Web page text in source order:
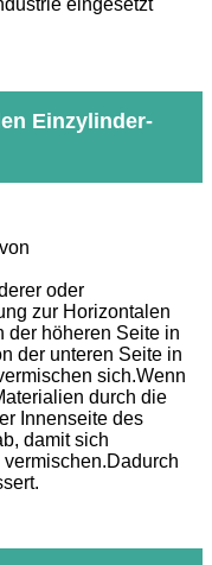
eingesetzt
Einzylinder-
oder
zur Horizontalen
der höheren Seite in
der unteren Seite in
sich.Wenn
durch die
Innenseite des
damit sich